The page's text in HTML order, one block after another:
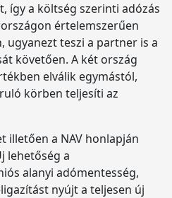
így a költség szerinti adózás
értelemszerűen
ugyanezt teszi a partner is a
követően. A két ország
elválik egymástól,
körben teljesíti az
illetően a NAV honlapján
lehetőség a
alanyi adómentesség,
nyújt a teljesen új